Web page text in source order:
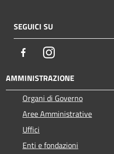
SEGUICI SU
FacebookInstagram
AMMINISTRAZIONE
Organi di Governo
Aree Amministrative
Uffici
Enti e fondazioni